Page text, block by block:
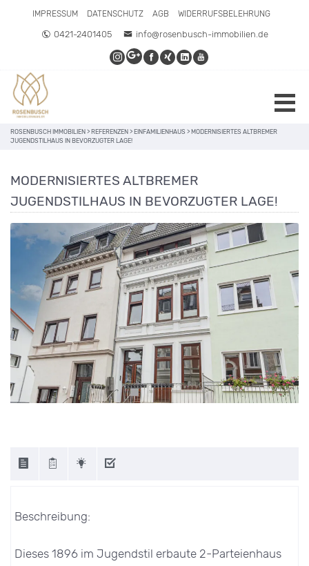
IMPRESSUM DATENSCHUTZ AGB WIDERRUFSBELEHRUNG
0421-2401405 info@rosenbusch-immobilien.de
ROSENBUSCH IMMOBILIEN > REFERENZEN > EINFAMILIENHAUS > MODERNISIERTES ALTBREMER
JUGENDSTILHAUS IN BEVORZUGTER LAGE!
MODERNISIERTES ALTBREMER
JUGENDSTILHAUS IN BEVORZUGTER LAGE!
Beschreibung:
Dieses 1896 im Jugendstil erbaute 2-Parteienhaus